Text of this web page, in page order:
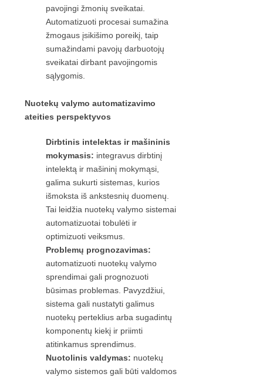
pavojingi žmonių sveikatai.
Automatizuoti procesai sumažina
žmogaus įsikišimo poreikį, taip
sumažindami pavojų darbuotojų
sveikatai dirbant pavojingomis
sąlygomis.
Nuotekų valymo automatizavimo
ateities perspektyvos
Dirbtinis intelektas ir mašininis
mokymasis: integravus dirbtinį
intelektą ir mašininį mokymąsi,
galima sukurti sistemas, kurios
išmoksta iš ankstesnių duomenų.
Tai leidžia nuotekų valymo sistemai
automatizuotai tobulėti ir
optimizuoti veiksmus.
Problemų prognozavimas:
automatizuoti nuotekų valymo
sprendimai gali prognozuoti
būsimas problemas. Pavyzdžiui,
sistema gali nustatyti galimus
nuotekų perteklius arba sugadintų
komponentų kiekį ir priimti
atitinkamus sprendimus.
Nuotolinis valdymas: nuotekų
valymo sistemos gali būti valdomos